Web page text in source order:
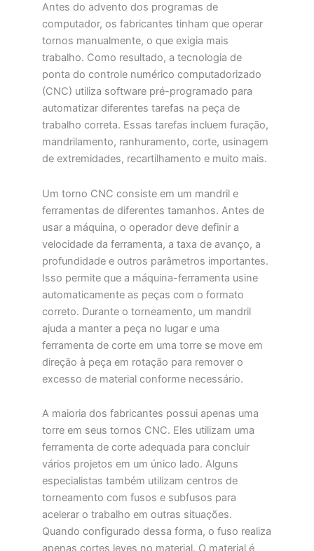
Antes do advento dos programas de
computador, os fabricantes tinham que operar
tornos manualmente, o que exigia mais
trabalho. Como resultado, a tecnologia de
ponta do controle numérico computadorizado
(CNC) utiliza software pré-programado para
automatizar diferentes tarefas na peça de
trabalho correta. Essas tarefas incluem furação,
mandrilamento, ranhuramento, corte, usinagem
de extremidades, recartilhamento e muito mais.
Um torno CNC consiste em um mandril e
ferramentas de diferentes tamanhos. Antes de
usar a máquina, o operador deve definir a
velocidade da ferramenta, a taxa de avanço, a
profundidade e outros parâmetros importantes.
Isso permite que a máquina-ferramenta usine
automaticamente as peças com o formato
correto. Durante o torneamento, um mandril
ajuda a manter a peça no lugar e uma
ferramenta de corte em uma torre se move em
direção à peça em rotação para remover o
excesso de material conforme necessário.
A maioria dos fabricantes possui apenas uma
torre em seus tornos CNC. Eles utilizam uma
ferramenta de corte adequada para concluir
vários projetos em um único lado. Alguns
especialistas também utilizam centros de
torneamento com fusos e subfusos para
acelerar o trabalho em outras situações.
Quando configurado dessa forma, o fuso realiza
apenas cortes leves no material. O material é